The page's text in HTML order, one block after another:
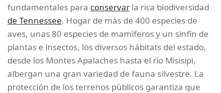
fundamentales para conservar la rica biodiversidad
de Tennessee. Hogar de más de 400 especies de
aves, unas 80 especies de mamíferos y un sinfín de
plantas e insectos, los diversos hábitats del estado,
desde los Montes Apalaches hasta el río Misisipi,
albergan una gran variedad de fauna silvestre. La
protección de los terrenos públicos garantiza que